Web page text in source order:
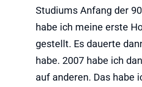
Studiums Anfang der
habe ich meine erste
gestellt. Es dauerte
habe. 2007 habe ich
auf anderen. Das habe